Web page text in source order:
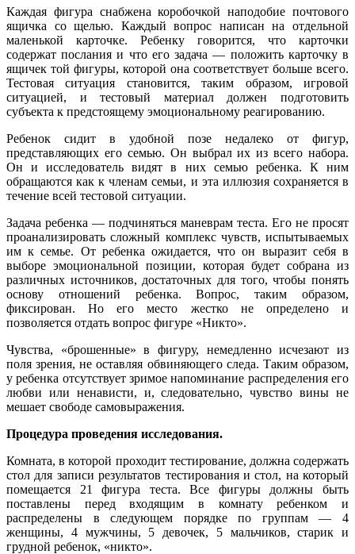
Каждая фигура снабжена коробочкой наподобие почтового
ящичка со щелью. Каждый вопрос написан на отдельной
маленькой карточке. Ребенку говорится, что карточки
содержат послания и что его задача — положить карточку в
ящичек той фигуры, которой она соответствует больше всего.
Тестовая ситуация становится, таким образом, игровой
ситуацией, и тестовый материал должен подготовить
субъекта к предстоящему эмоциональному реагированию.
Ребенок сидит в удобной позе недалеко от фигур,
представляющих его семью. Он выбрал их из всего набора.
Он и исследователь видят в них семью ребенка. К ним
обращаются как к членам семьи, и эта иллюзия сохраняется в
течение всей тестовой ситуации.
Задача ребенка — подчиняться маневрам теста. Его не просят
проанализировать сложный комплекс чувств, испытываемых
им к семье. От ребенка ожидается, что он выразит себя в
выборе эмоциональной позиции, которая будет собрана из
различных источников, достаточных для того, чтобы понять
основу отношений ребенка. Вопрос, таким образом,
фиксирован. Но его место жестко не определено и
позволяется отдать вопрос фигуре «Никто».
Чувства, «брошенные» в фигуру, немедленно исчезают из
поля зрения, не оставляя обвиняющего следа. Таким образом,
у ребенка отсутствует зримое напоминание распределения его
любви или ненависти, и, следовательно, чувство вины не
мешает свободе самовыражения.
Процедура проведения исследования.
Комната, в которой проходит тестирование, должна содержать
стол для записи результатов тестирования и стол, на который
помещается 21 фигура теста. Все фигуры должны быть
поставлены перед входящим в комнату ребенком и
распределены в следующем порядке по группам — 4
женщины, 4 мужчины, 5 девочек, 5 мальчиков, старик и
грудной ребенок, «никто».